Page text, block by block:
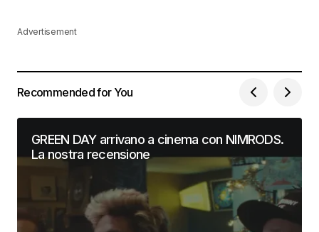
Advertisement
Recommended for You
GREEN DAY arrivano a cinema con NIMRODS.
La nostra recensione